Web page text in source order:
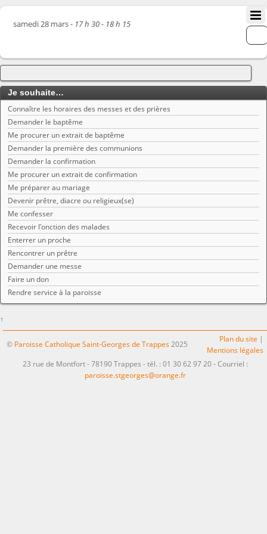
samedi 28 mars - 17 h 30 - 18 h 15
Je souhaite…
Connaître les horaires des messes et des prières
Demander le baptême
Me procurer un extrait de baptême
Demander la première des communions
Demander la confirmation
Me procurer un extrait de confirmation
Me préparer au mariage
Devenir prêtre, diacre ou religieux(se)
Me confesser
Recevoir l’onction des malades
Enterrer un proche
Rencontrer un prêtre
Demander une messe
Faire un don
Rendre service à la paroisse
↑
© Paroisse Catholique Saint-Georges de Trappes 2025
Plan du site |
Mentions légales
23 rue de Montfort - 78190 Trappes - tél. : 01 30 62 97 20 - Courriel :
paroisse.stgeorges@orange.fr